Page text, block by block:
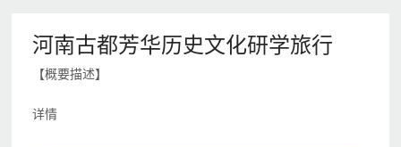
河南古都芳华历史文化研学旅行
【概要描述】
详情